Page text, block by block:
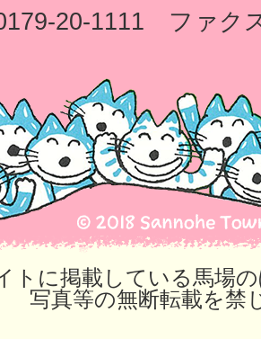
20-1111 ファク
トに掲載している馬場
写真等の無断転載を禁